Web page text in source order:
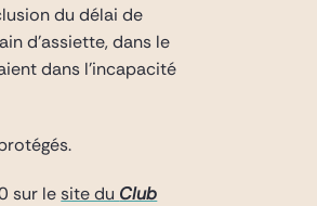
du délai de
d’assiette, dans le
dans l’incapacité
sur lesite du Club